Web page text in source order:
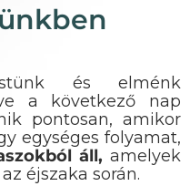
és elménk
a következő nap
pontosan, amikor
egységes folyamat,
áll, amelyek
éjszaka során.